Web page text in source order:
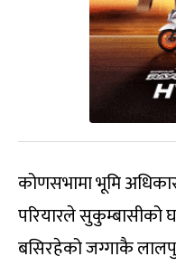
कोणसभामा भूमि
परियारले सुकुम्बासीको
बसिरहेको जग्गाकै